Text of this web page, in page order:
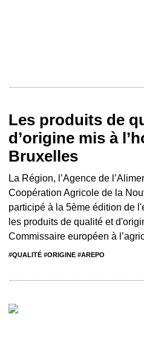
Les produits de
d’origine mis à
Bruxelles
La Région, l’Agence de
Coopération Agricole de la
participé à la 5ème édition de
les produits de qualité et
Commissaire européen à
#QUALITÉ #ORIGINE #AREPO